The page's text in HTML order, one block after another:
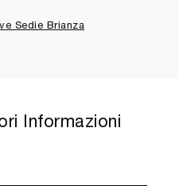
Sedie Brianza
Informazioni